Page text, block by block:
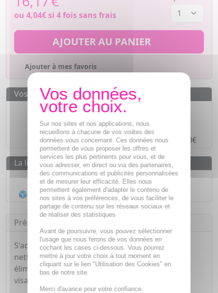
ou 4,04€si 4 fois sans frais
AJOUTER AU PANIER
Ajouter à mes favoris
Vos avantages
Des prixIMBATTABLES
Paiement en ligneSÉCURISÉ
Paiement en4 fois sans fraisà partir de 30€
La livraison
Livraison gratuite dès55€
Acheminement Chronoposten 24h*
Présentation
S'adaptant à tous les types de peaux, l'huile
nettoyante visage de FLORAME permet une
élimination parfaite de toutes les impuretés du
visage ainsi que les traces de maquillage.
Sur nos sites et nos applications, nous
recueillons à chacune de vos visites des
données vous concernant. Ces données nous
permettent de vous proposer les offres et
services les plus pertinents pour vous, et de
vous adresser, en direct ou via des partenaires,
des communications et publicités personnalisées
et de mesurer leur efficacité. Elles nous
permettent également d'adapter le contenu de
nos sites à vos préférences, de vous faciliter le
partage de contenu sur les réseaux sociaux et
de réaliser des statistiques
Avant de poursuivre, vous pouvez sélectionner
l'usage que nous ferons de vos données en
cochant les cases ci-dessous. Vous pourrez
mettre à jour votre choix à tout moment en
cliquant sur le lien "Utilisation des Cookies" en
bas de notre site.
Merci d'avance pour votre confiance.